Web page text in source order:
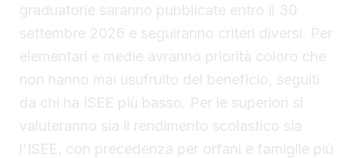
graduatorie saranno pubblicate entro il 30
settembre 2026 e seguiranno criteri diversi. Per
elementari e medie avranno priorità coloro che
non hanno mai usufruito del beneficio, seguiti
da chi ha ISEE più basso. Per le superiori si
valuteranno sia il rendimento scolastico sia
l'ISEE, con precedenza per orfani e famiglie più